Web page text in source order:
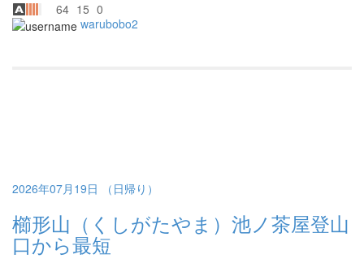
64 15 0
warubobo2
2026年07月19日 （日帰り）
櫛形山（くしがたやま）池ノ茶屋登山
口から最短